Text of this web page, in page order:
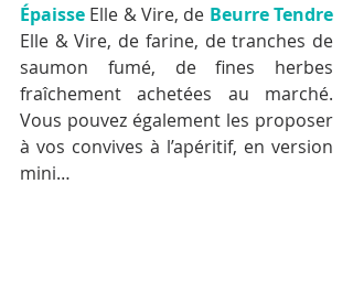
Épaisse Elle & Vire, de Beurre Tendre
Elle & Vire, de farine, de tranches de
saumon fumé, de fines herbes
fraîchement achetées au marché.
Vous pouvez également les proposer
à vos convives à l’apéritif, en version
mini…